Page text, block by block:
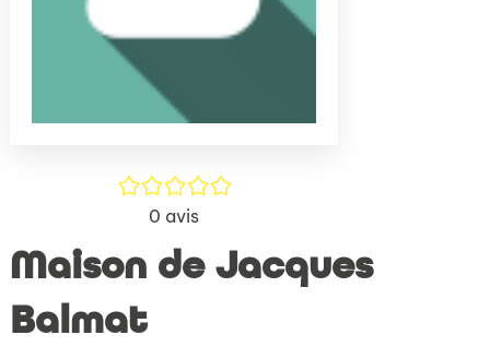
/5
0 avis
Maison de Jacques
Balmat